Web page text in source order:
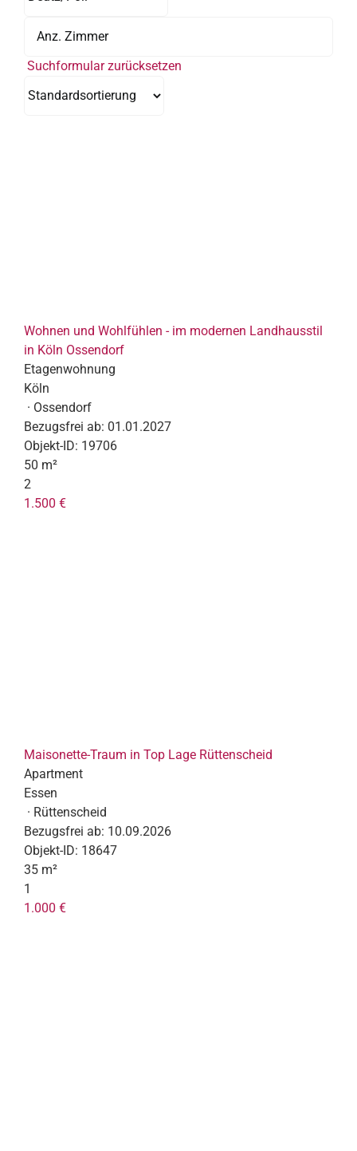
Suchformular zurücksetzen
Wohnen und Wohlfühlen - im modernen Landhausstil
in Köln Ossendorf
Etagenwohnung
Köln
· Ossendorf
Bezugsfrei ab: 01.01.2027
Objekt-ID: 19706
50 m²
2
1.500 €
Maisonette-Traum in Top Lage Rüttenscheid
Apartment
Essen
· Rüttenscheid
Bezugsfrei ab: 10.09.2026
Objekt-ID: 18647
35 m²
1
1.000 €